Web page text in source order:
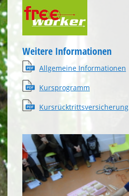
Weitere Informationen
Allgemeine Informationen
Kursprogramm
Kursrücktrittsversicherung